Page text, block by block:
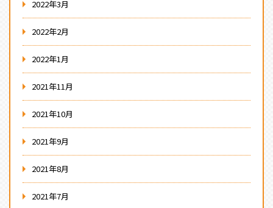
2022年3月
2022年2月
2022年1月
2021年11月
2021年10月
2021年9月
2021年8月
2021年7月